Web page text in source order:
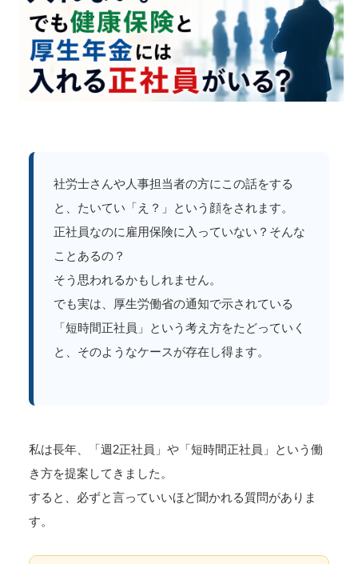
社労士さんや人事担当者の方にこの話をする
と、たいてい「え？」という顔をされます。
正社員なのに雇用保険に入っていない？そんな
ことあるの？
そう思われるかもしれません。
でも実は、厚生労働省の通知で示されている
「短時間正社員」という考え方をたどっていく
と、そのようなケースが存在し得ます。
私は長年、「週2正社員」や「短時間正社員」という働
き方を提案してきました。
すると、必ずと言っていいほど聞かれる質問がありま
す。